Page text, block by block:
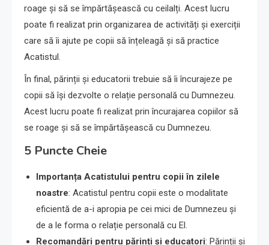
roage și să se împărtășească cu ceilalți. Acest lucru
poate fi realizat prin organizarea de activități și exerciții
care să îi ajute pe copii să înțeleagă și să practice
Acatistul.
În final, părinții și educatorii trebuie să îi încurajeze pe
copii să își dezvolte o relație personală cu Dumnezeu.
Acest lucru poate fi realizat prin încurajarea copiilor să
se roage și să se împărtășească cu Dumnezeu.
5 Puncte Cheie
Importanța Acatistului pentru copii în zilele
noastre: Acatistul pentru copii este o modalitate
eficientă de a-i apropia pe cei mici de Dumnezeu și
de a le forma o relație personală cu El.
Recomandări pentru părinți și educatori: Părinții și